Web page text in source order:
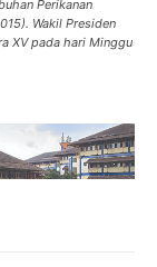
Perikanan
Wakil Presiden
XV pada hari Minggu